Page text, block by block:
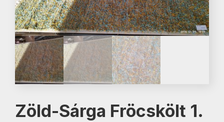
Zöld-Sárga Fröcskölt 1.